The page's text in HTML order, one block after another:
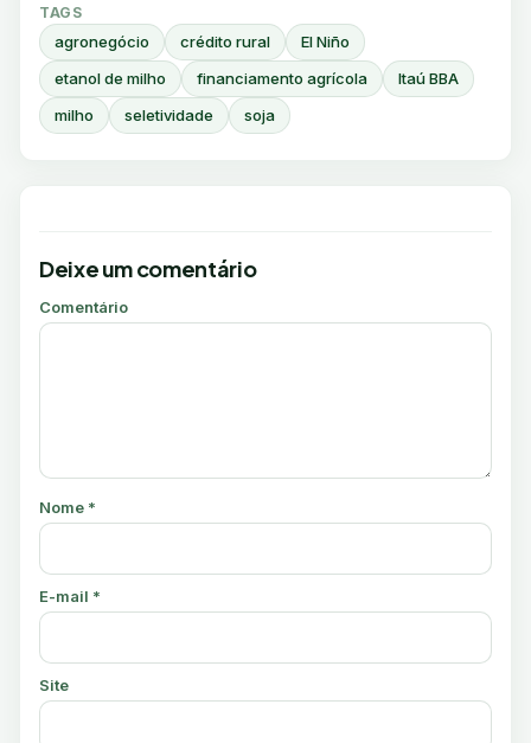
TAGS
agronegócio crédito rural
El Niño
etanol de milho
financiamento agrícola
Itaú BBA
milho
seletividade soja
Deixe um comentário
Comentário
Nome *
E-mail *
Site